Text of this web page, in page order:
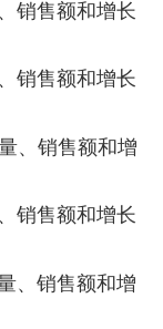
销售额和增长
销售额和增长
、销售额和增
销售额和增长
、销售额和增